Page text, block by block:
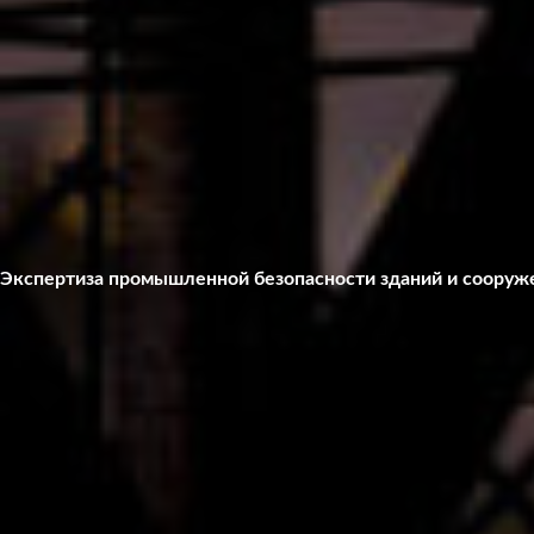
Экспертиза промышленной безопасности зданий и